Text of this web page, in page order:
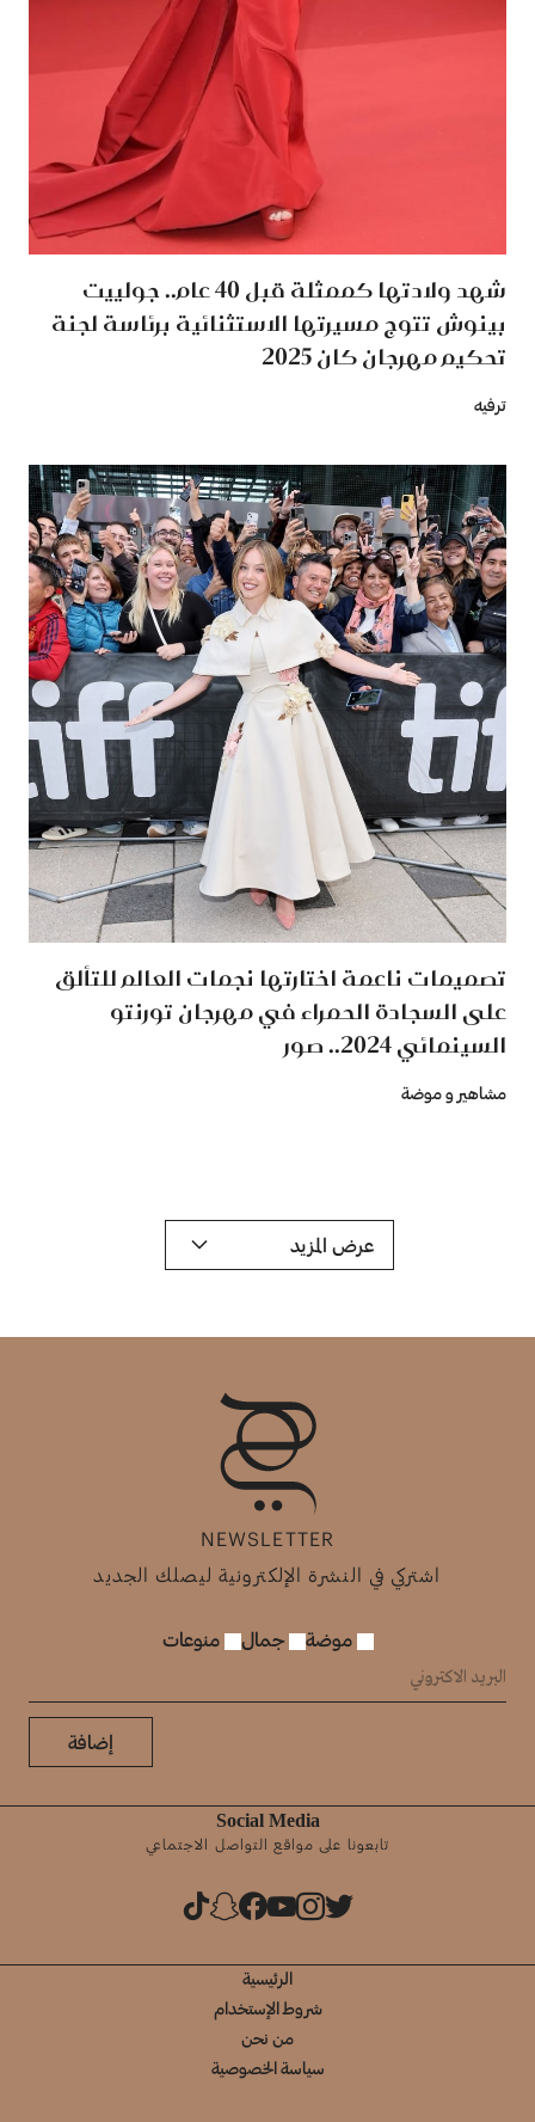
شهد ولادتها كممثلة قبل 40 عام.. جولييت
بينوش تتوج مسيرتها الاستثنائية برئاسة لجنة
تحكيم مهرجان كان 2025
ترفيه
تصميمات ناعمة اختارتها نجمات العالم للتألق
على السجادة الحمراء في مهرجان تورنتو
السينمائي 2024.. صور
مشاهير و موضة
عرض المزيد
NEWSLETTER
اشتركي في النشرة الإلكترونية ليصلك الجديد
موضة جمال منوعات
إضافة
Social Media
تابعونا على مواقع التواصل الاجتماعي
الرئيسية
شروط الإستخدام
من نحن
سياسة الخصوصية